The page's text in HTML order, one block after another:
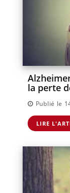
la perte
Publié le
LIRE